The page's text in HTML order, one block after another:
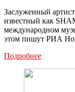
Заслуженный
известный как
международном
этом пишут РИА
ПодробнееSHAMAN